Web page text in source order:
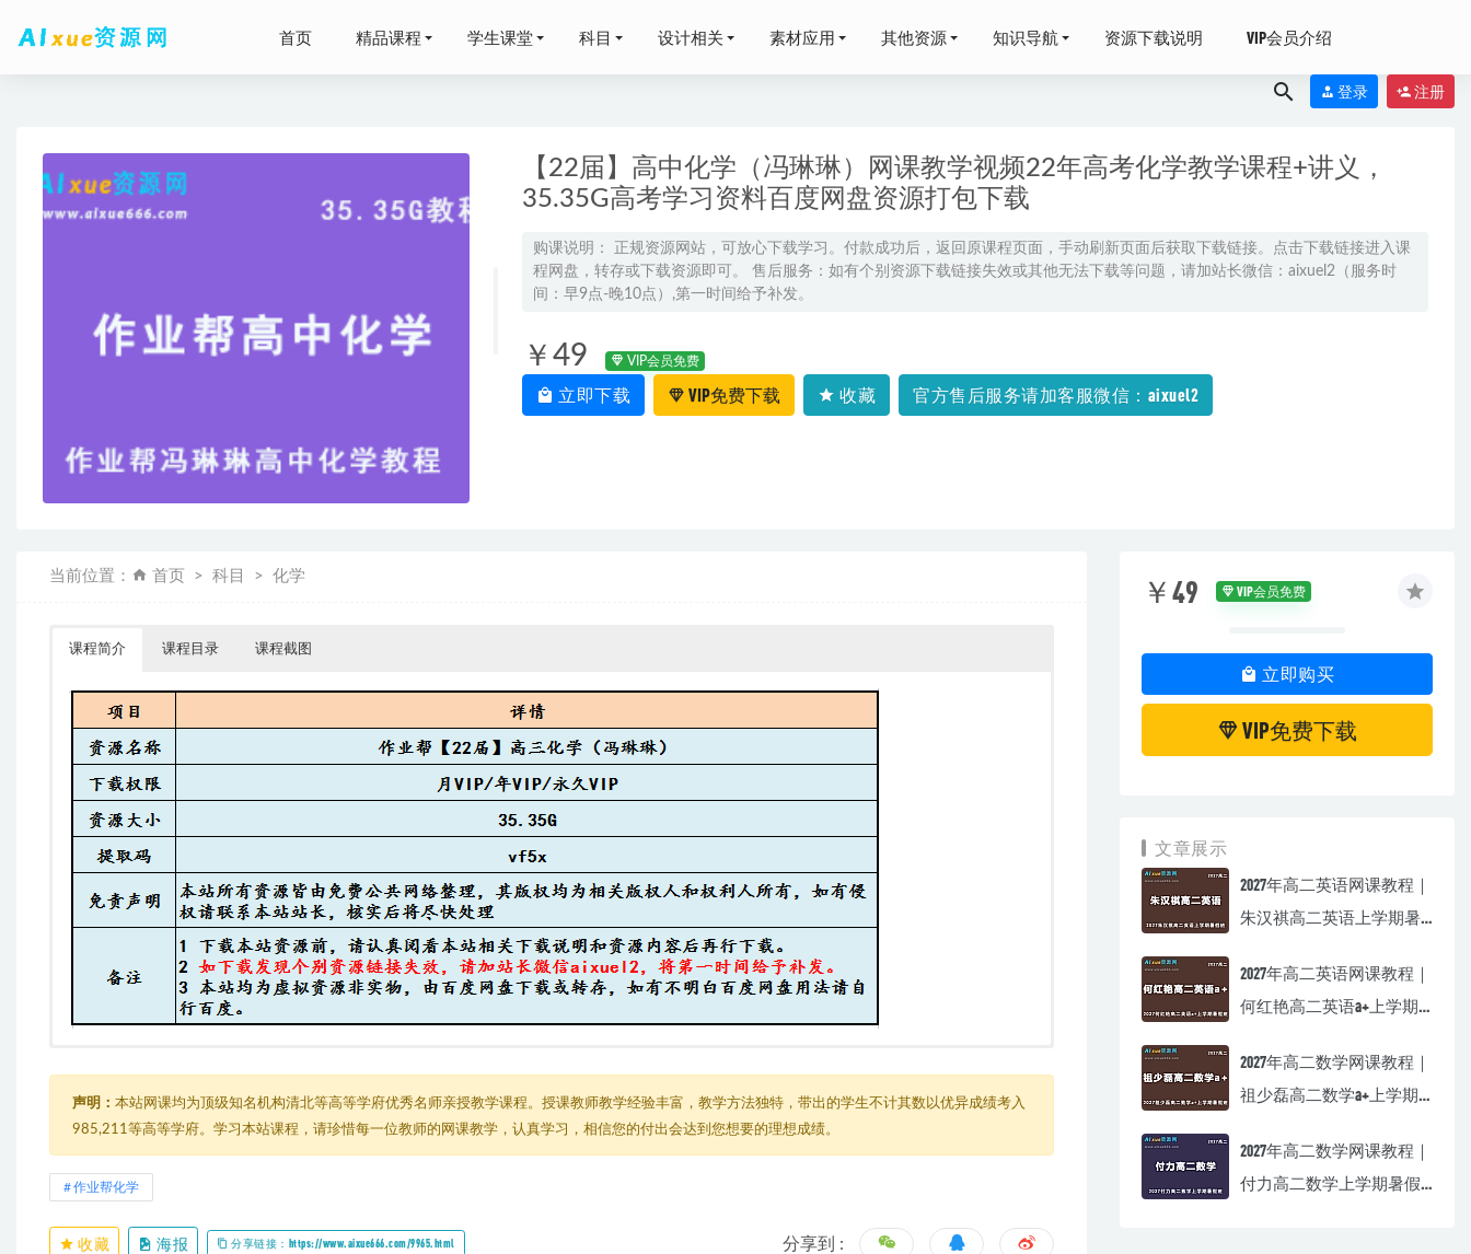
首页 精品课程 学生课堂 科目 设计相关 素材应用 其他资源 知识导航 资源下载说明 VIP会员介绍
登录 注册
【22届】高中化学（冯琳琳）网课教学视频22年高考化学教学课程+讲义，
35.35G高考学习资料百度网盘资源打包下载
购课说明： 正规资源网站，可放心下载学习。付款成功后，返回原课程页面，手动刷新页面后获取下载链接。点击下载链接进入课
程网盘，转存或下载资源即可。 售后服务：如有个别资源下载链接失效或其他无法下载等问题，请加站长微信：aixuel2（服务时
间：早9点-晚10点）,第一时间给予补发。
￥49 VIP会员免费
立即下载 VIP免费下载 收藏 官方售后服务请加客服微信：aixuel2
当前位置： 首页 科目 化学
课程简介 课程目录 课程截图
├─ 11.2022高三化学冯琳琳秋季尖端
│ ├─ 01.氯硅及其化合物(1).mp4
│ ├─ 03.氮及其化合物(1).mp4
│ ├─ 04.元素推断常考题型.mp4
│ ├─ 05.电化学基础.mp4
│ ├─ 06.【赠】考前重难点1_ev.mp4
│ ├─ 08.【赠】考前重难点2.mp4
声明： 本站网课均为顶级知名机构清北等高等学府优秀名师亲授教学课程。授课教师教学经验丰富，教学方法独特，带出的学生不计其数以优异成绩考入
985,211等高等学府。学习本站课程，请珍惜每一位教师的网课教学，认真学习，相信您的付出会达到您想要的理想成绩。
作业帮化学
收藏 海报 分享链接：https://www.aixue666.com/9965.html 分享到 :
￥49 VIP会员免费
立即购买
VIP免费下载
文章展示
2027年高二英语网课教程｜
朱汉祺高二英语上学期暑
2027年高二英语网课教程｜
何红艳高二英语a+上学期
2027年高二数学网课教程｜
祖少磊高二数学a+上学期
2027年高二数学网课教程｜
付力高二数学上学期暑假
高中生物网课资源推荐冯博生物教学课程全年系统班 2022-10-09
马继华：5G机遇创业布局与思考,百度网盘打包下载 2021-05-02
高中数学网课教程猿辅导2022问延伟高三数学s班高考复习视频教程+讲义全年班（暑假
班+秋季班+寒假班*春季班）
2022年高二学科网课教程更新 2022-05-14
2022星恒教育护师精品班,2.85G百度网盘资源打包下载，初级护师执业护士主管护师学习